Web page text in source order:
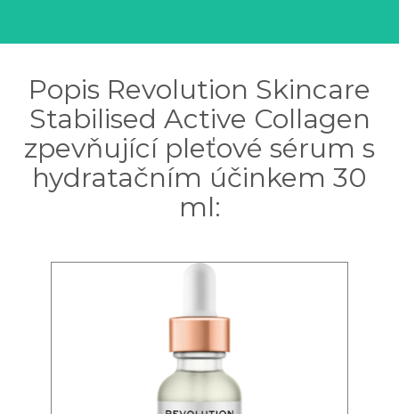
Popis Revolution Skincare
Stabilised Active Collagen
zpevňující pleťové sérum s
hydratačním účinkem 30
ml: